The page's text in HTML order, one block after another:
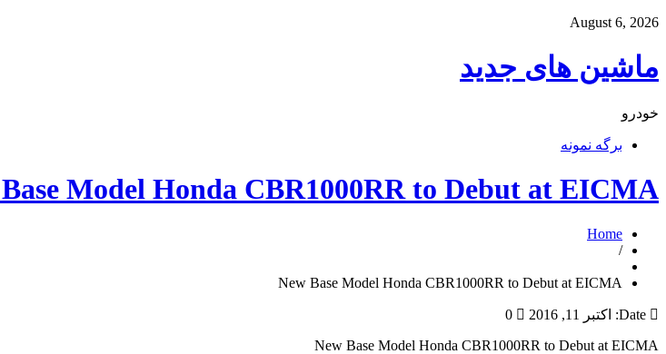
August 6, 2026
ماشین های جدید
خودرو
برگه نمونه
Model Honda CBR1000RR to Debut at EICMA
Home
/
New Base Model Honda CBR1000RR to Debut at EICMA
Date: اکتبر 11, 2016
0
New Base Model Honda CBR1000RR to Debut at EICMA